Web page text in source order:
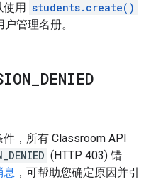
使用 students.create()
管理名册。
DENIED
，所有 Classroom API
(HTTP 403) 错
息 ，可帮助您确定原因并引